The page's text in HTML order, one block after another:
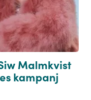
Malmkvist
kampanj